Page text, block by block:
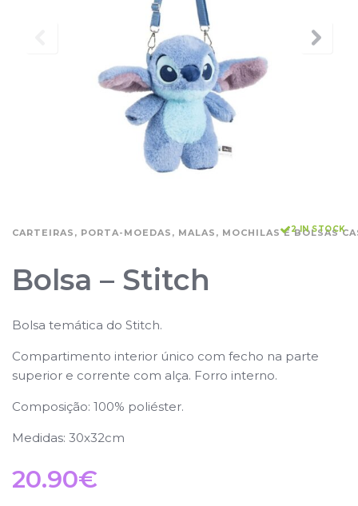
CARTEIRAS, PORTA-MOEDAS, MALAS, MOCHILAS E BOLSAS
2 IN STOCK
Bolsa – Stitch
Bolsa temática do Stitch.
Compartimento interior único com fecho na parte
superior e corrente com alça. Forro interno.
Composição: 100% poliéster.
Medidas: 30x32cm
20.90€